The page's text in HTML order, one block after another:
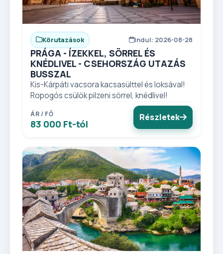
Körutazások Indul: 2026-08-28
PRÁGA - ÍZEKKEL, SÖRREL ÉS
KNÉDLIVEL - CSEHORSZÁG UTAZÁS
BUSSZAL
Kis-Kárpáti vacsora kacsasülttel és loksával!
Ropogós csülök pilzeni sörrel, knédlivel!
ÁR / FŐ
83 000 Ft-tól
Részletek